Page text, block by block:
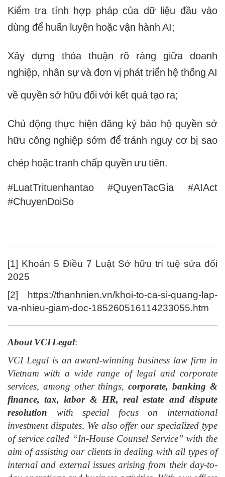
Kiểm tra tính hợp pháp của dữ liệu đầu vào
dùng để huấn luyện hoặc vận hành AI;
Xây dựng thỏa thuận rõ ràng giữa doanh
nghiệp, nhân sự và đơn vị phát triển hệ thống AI
về quyền sở hữu đối với kết quả tạo ra;
Chủ động thực hiện đăng ký bảo hộ quyền sở
hữu công nghiệp sớm để tránh nguy cơ bị sao
chép hoặc tranh chấp quyền ưu tiên.
#LuatTrituenhantao #QuyenTacGia #AIAct
#ChuyenDoiSo
[1] Khoản 5 Điều 7 Luật Sở hữu trí tuệ sửa đổi
2025
[2] https://thanhnien.vn/khoi-to-ca-si-quang-lap-
va-nhieu-giam-doc-185260516114233055.htm
About VCI Legal:
VCI Legal is an award-winning business law firm in
Vietnam with a wide range of legal and corporate
services, among other things,corporate, banking &
finance, tax, labor & HR, real estate and dispute
resolution with special focus on international
investment disputes, We also offer our specialized type
of service called “In-House Counsel Service” with the
aim of assisting our clients in dealing with all types of
internal and external issues arising from their day-to-